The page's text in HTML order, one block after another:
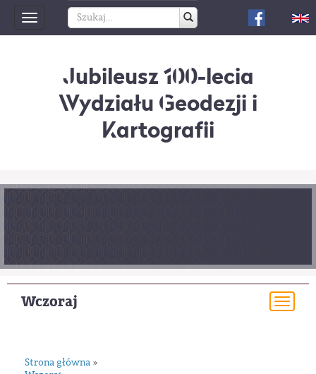
Toggle
navigation
Jubileusz 100-lecia
Wydziału Geodezji i
Kartografii
Wczoraj
Strona główna »